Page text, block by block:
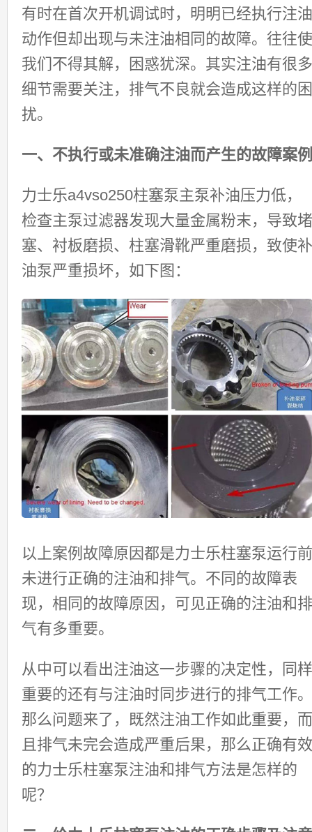
有时在首次开机调试时，明明已经执行注油
动作但却出现与未注油相同的故障。往往使
我们不得其解，困惑犹深。其实注油有很多
细节需要关注，排气不良就会造成这样的困
扰。
一、不执行或未准确注油而产生的故障案例
力士乐a4vso250柱塞泵主泵补油压力低，
检查主泵过滤器发现大量金属粉末，导致堵
塞、衬板磨损、柱塞滑靴严重磨损，致使补
油泵严重损坏，如下图：
以上案例故障原因都是力士乐柱塞泵运行前
未进行正确的注油和排气。不同的故障表
现，相同的故障原因，可见正确的注油和排
气有多重要。
从中可以看出注油这一步骤的决定性，同样
重要的还有与注油时同步进行的排气工作。
那么问题来了，既然注油工作如此重要，而
且排气未完会造成严重后果，那么正确有效
的力士乐柱塞泵注油和排气方法是怎样的
呢？